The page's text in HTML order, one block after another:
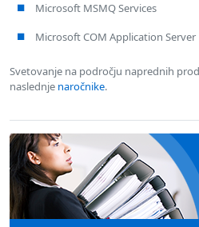
Microsoft MSMQ Services
Microsoft COM Application Server
Svetovanje na področju naprednih
naslednje naročnike.